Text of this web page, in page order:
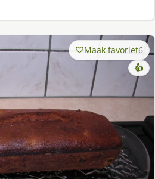
Maak favoriet6
👍